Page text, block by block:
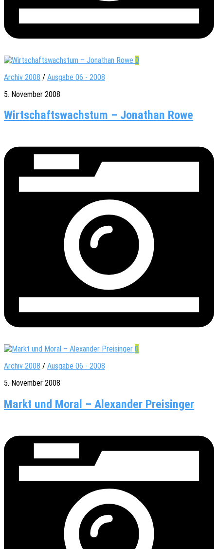
0
Archiv 2008 / Ausgabe 06 - 2008
5. November 2008
Wirtschaftswachstum – Jonathan Rowe
0
Archiv 2008 / Ausgabe 06 - 2008
5. November 2008
Markt und Moral – Alexander Preisinger